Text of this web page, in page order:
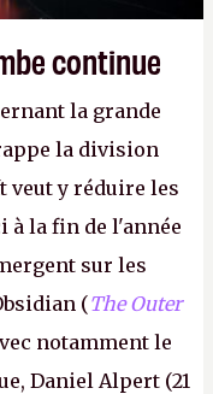
continue
la grande
la division
veut y réduire les
à la fin de l'année
sur les
(The Outer
notamment le
Daniel Alpert (21